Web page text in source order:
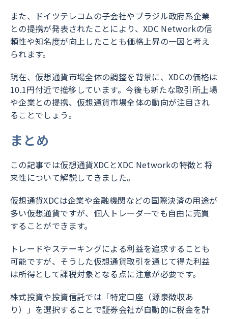
また、ドイツテレコムの子会社やブラジル政府系企業
との提携が発表されたことにより、XDC Networkの信
頼性や知名度が向上したことも価格上昇の一因と考え
られます。
現在、仮想通貨市場全体の調整を背景に、XDCの価格は
10.1円付近で推移しています。今後も新たな取引所上場
や企業との提携、仮想通貨市場全体の動向が注目され
ることでしょう。
まとめ
この記事では仮想通貨XDCとXDC Networkの特徴と将
来性について解説してきました。
仮想通貨XDCは企業や金融機関などの国際決済の用途が
多い仮想通貨ですが、個人トレーダーでも自由に売買
することができます。
トレードやステーキングによる利益を追求することも
可能ですが、そうした仮想通貨取引を通じて得た利益
は所得として課税対象となる点に注意が必要です。
株式投資や投資信託では「特定口座（源泉徴収あ
り）」を選択することで証券会社が自動的に税金を計